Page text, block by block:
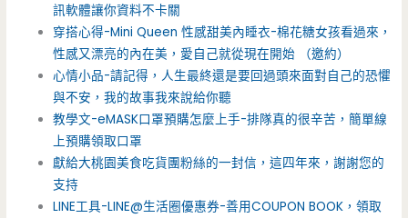
訊軟體讓你資料不卡關
穿搭心得-Mini Queen 性感甜美內睡衣-棉花糖女孩看過來，
性感又漂亮的內在美，愛自己就從現在開始 （邀約）
心情小品-請記得，人生最終還是要回過頭來面對自己的恐懼
與不安，我的故事我來說給你聽
教學文-eMASK口罩預購怎麼上手-排隊真的很辛苦，簡單線
上預購領取口罩
獻給大桃園美食吃貨團粉絲的一封信，這四年來，謝謝您的
支持
LINE工具-LINE@生活圈優惠券-善用COUPON BOOK，領取